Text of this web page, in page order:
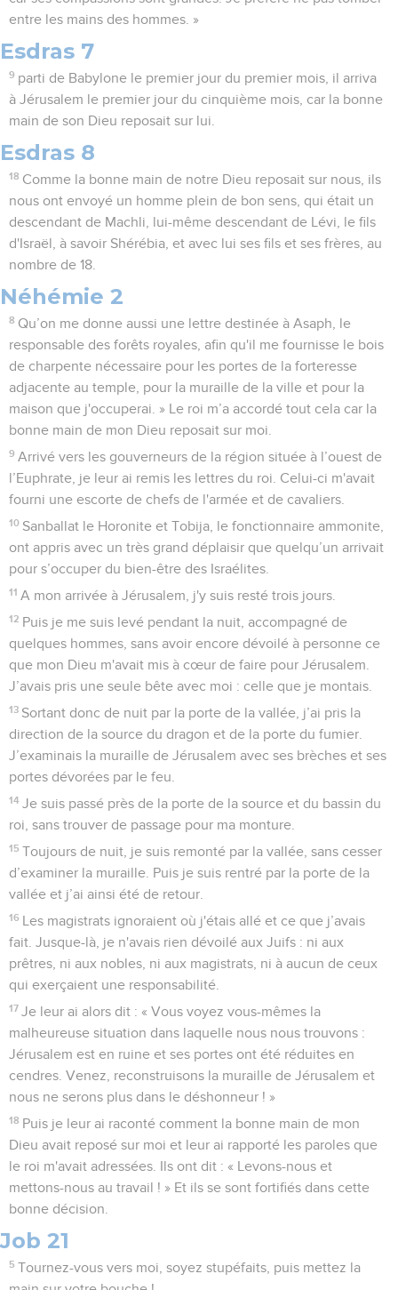
entre les mains des hommes. »
Esdras 7
9 parti de Babylone le premier jour du premier mois, il arriva
à Jérusalem le premier jour du cinquième mois, car la bonne
main de son Dieu reposait sur lui.
Esdras 8
18 Comme la bonne main de notre Dieu reposait sur nous, ils
nous ont envoyé un homme plein de bon sens, qui était un
descendant de Machli, lui-même descendant de Lévi, le fils
d'Israël, à savoir Shérébia, et avec lui ses fils et ses frères, au
nombre de 18.
Néhémie 2
8 Qu’on me donne aussi une lettre destinée à Asaph, le
responsable des forêts royales, afin qu'il me fournisse le bois
de charpente nécessaire pour les portes de la forteresse
adjacente au temple, pour la muraille de la ville et pour la
maison que j'occuperai. » Le roi m’a accordé tout cela car la
bonne main de mon Dieu reposait sur moi.
9 Arrivé vers les gouverneurs de la région située à l’ouest de
l’Euphrate, je leur ai remis les lettres du roi. Celui-ci m'avait
fourni une escorte de chefs de l'armée et de cavaliers.
10 Sanballat le Horonite et Tobija, le fonctionnaire ammonite,
ont appris avec un très grand déplaisir que quelqu’un arrivait
pour s’occuper du bien-être des Israélites.
11 A mon arrivée à Jérusalem, j'y suis resté trois jours.
12 Puis je me suis levé pendant la nuit, accompagné de
quelques hommes, sans avoir encore dévoilé à personne ce
que mon Dieu m'avait mis à cœur de faire pour Jérusalem.
J’avais pris une seule bête avec moi : celle que je montais.
13 Sortant donc de nuit par la porte de la vallée, j’ai pris la
direction de la source du dragon et de la porte du fumier.
J’examinais la muraille de Jérusalem avec ses brèches et ses
portes dévorées par le feu.
14 Je suis passé près de la porte de la source et du bassin du
roi, sans trouver de passage pour ma monture.
15 Toujours de nuit, je suis remonté par la vallée, sans cesser
d’examiner la muraille. Puis je suis rentré par la porte de la
vallée et j’ai ainsi été de retour.
16
Les magistrats ignoraient où j'étais allé et ce que j’avais
fait. Jusque-là, je n'avais rien dévoilé aux Juifs : ni aux
prêtres, ni aux nobles, ni aux magistrats, ni à aucun de ceux
qui exerçaient une responsabilité.
17 Je leur ai alors dit : « Vous voyez vous-mêmes la
malheureuse situation dans laquelle nous nous trouvons :
Jérusalem est en ruine et ses portes ont été réduites en
cendres. Venez, reconstruisons la muraille de Jérusalem et
nous ne serons plus dans le déshonneur ! »
18 Puis je leur ai raconté comment la bonne main de mon
Dieu avait reposé sur moi et leur ai rapporté les paroles que
le roi m'avait adressées. Ils ont dit : « Levons-nous et
mettons-nous au travail ! » Et ils se sont fortifiés dans cette
bonne décision.
Job 21
5 Tournez-vous vers moi, soyez stupéfaits, puis mettez la